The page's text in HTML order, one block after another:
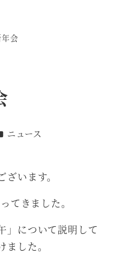
会
テゴリー
ニュース
います。
てきました。
」について説明して
した。